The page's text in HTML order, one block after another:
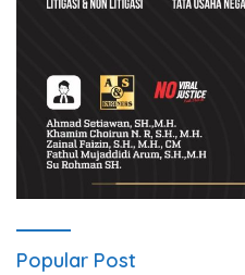
Popular Post